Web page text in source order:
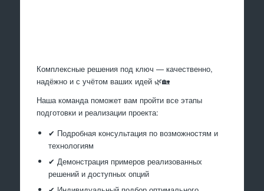
Комплексные решения под ключ — качественно,
надёжно и с учётом ваших идей 🌿🏡
Наша команда поможет вам пройти все этапы
подготовки и реализации проекта:
✔ Подробная консультация по возможностям и
технологиям
✔ Демонстрация примеров реализованных
решений и доступных опций